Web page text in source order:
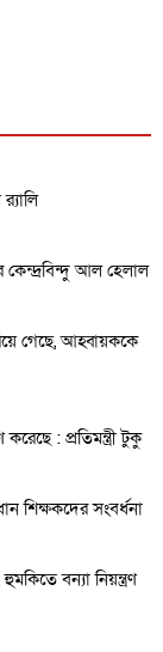
কেন্দ্রবিন্দু আল হেলাল
গেছে, আহ্বায়ককে
: প্রতিমন্ত্রী টুকু
শিক্ষকদের সংবর্ধনা
বন্যা নিয়ন্ত্রণ